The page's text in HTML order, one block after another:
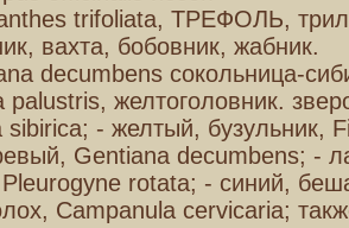
trifoliata, ТРЕФОЛЬ,
вахта, бобовник, жабник.
decumbens сокольница-
palustris, желтоголовник.
sibirica; - желтый, бузульник,
Gentiana decumbens; -
rotata; - синий,
Campanula cervicaria;